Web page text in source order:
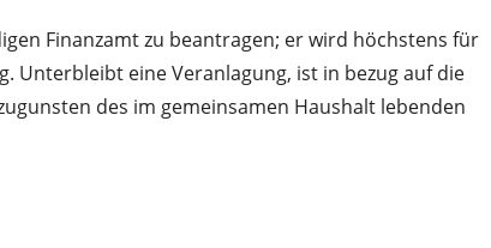
Finanzamt zu beantragen; er wird höchstens für
Unterbleibt eine Veranlagung, ist in bezug auf die
des im gemeinsamen Haushalt lebenden